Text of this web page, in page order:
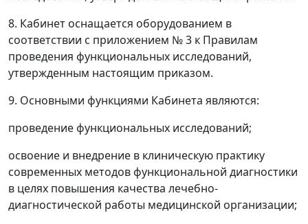
8. Кабинет оснащается оборудованием в
соответствии с приложением № 3 к Правилам
проведения функциональных исследований,
утвержденным настоящим приказом.
9. Основными функциями Кабинета являются:
проведение функциональных исследований;
освоение и внедрение в клиническую практику
современных методов функциональной диагностики
в целях повышения качества лечебно-
диагностической работы медицинской организации;